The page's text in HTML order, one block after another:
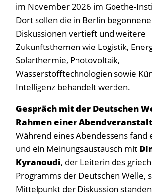
im November 2026 im Goethe-
Dort sollen die in Berlin
Diskussionen vertieft und weitere
Zukunftsthemen wie Logistik,
Solarthermie, Photovoltaik,
Wasserstofftechnologien sowie
Intelligenz behandelt werden.
Gespräch mit der Deutschen
Rahmen einer
Während eines Abendessens fand
und ein Meinungsaustausch mit
Kyranoudi, der Leiterin des
Programms der Deutschen Welle,
Mittelpunkt der Diskussion